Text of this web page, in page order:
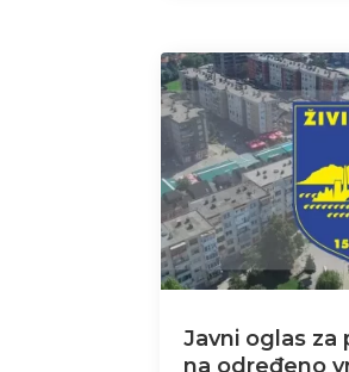
Javni oglas za
na određeno